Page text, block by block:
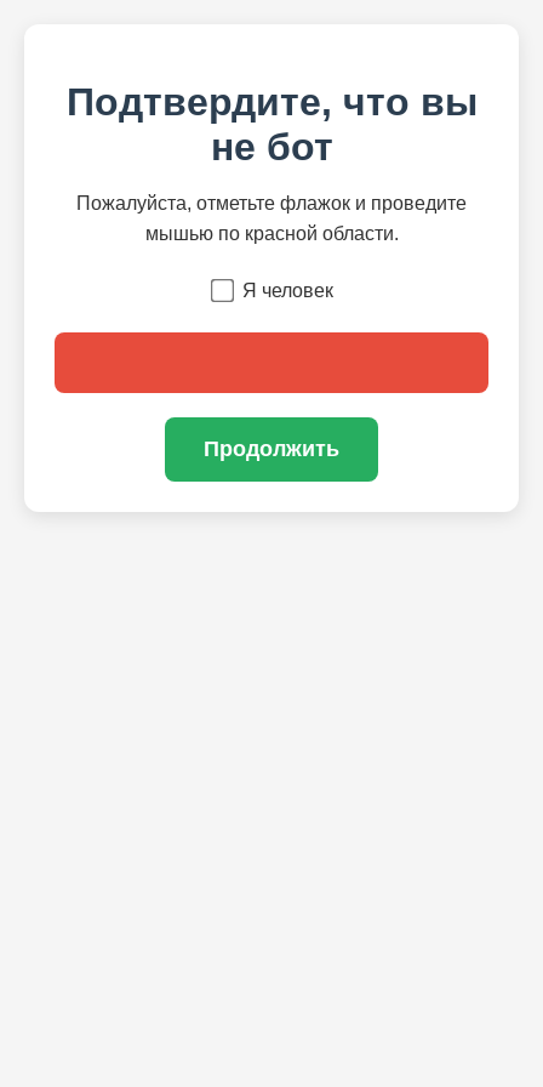
Подтвердите, что вы
не бот
Пожалуйста, отметьте флажок и проведите
мышью по красной области.
Я человек
Продолжить